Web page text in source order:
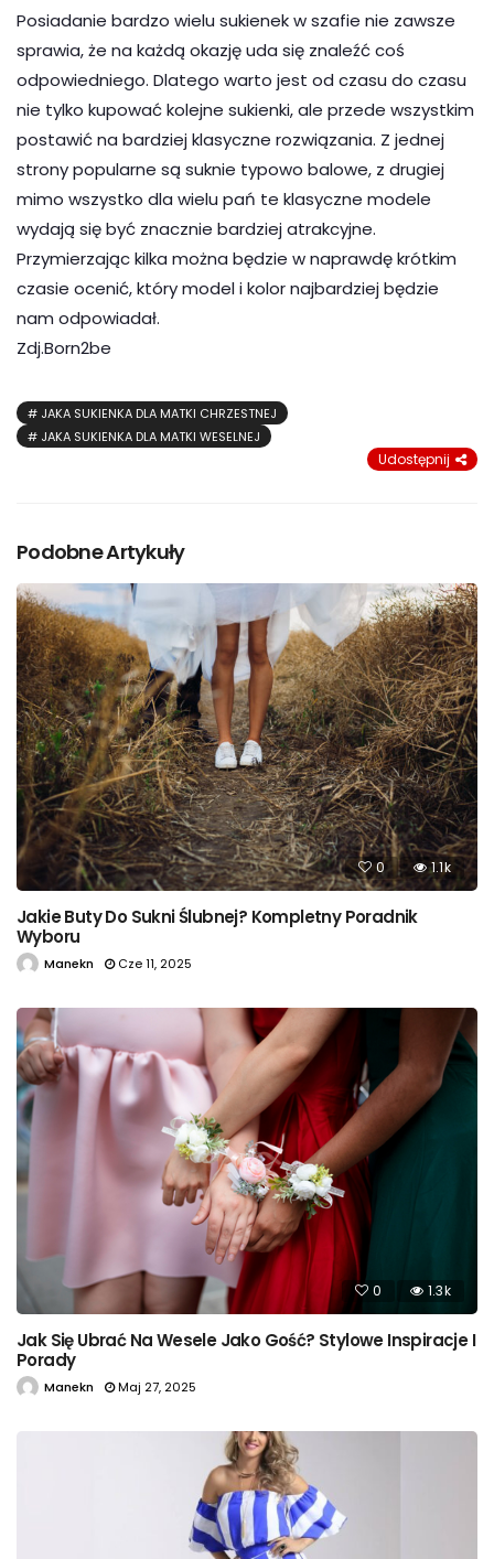
Posiadanie bardzo wielu sukienek w szafie nie zawsze
sprawia, że na każdą okazję uda się znaleźć coś
odpowiedniego. Dlatego warto jest od czasu do czasu
nie tylko kupować kolejne sukienki, ale przede wszystkim
postawić na bardziej klasyczne rozwiązania. Z jednej
strony popularne są suknie typowo balowe, z drugiej
mimo wszystko dla wielu pań te klasyczne modele
wydają się być znacznie bardziej atrakcyjne.
Przymierzając kilka można będzie w naprawdę krótkim
czasie ocenić, który model i kolor najbardziej będzie
nam odpowiadał.
Zdj.Born2be
JAKA SUKIENKA DLA MATKI CHRZESTNEJ
JAKA SUKIENKA DLA MATKI WESELNEJ
Udostępnij
Podobne Artykuły
0 1.1k
Jakie Buty Do Sukni Ślubnej? Kompletny Poradnik
Wyboru
Manekn Cze 11, 2025
0 1.3k
Jak Się Ubrać Na Wesele Jako Gość? Stylowe Inspiracje I
Porady
Manekn Maj 27, 2025